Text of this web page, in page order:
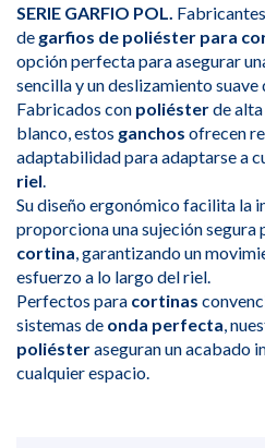
SERIE GARFIO POL.
de garfios de poliéster para
opción perfecta para asegurar
sencilla y un deslizamiento suave
Fabricados con poliésterde
blanco, estos ganchos ofrecen
adaptabilidad para adaptarse a
riel.
Su diseño ergonómico facilita la
proporciona una sujeción segura
cortina, garantizando un
esfuerzo a lo largo del riel.
Perfectos para cortinas
sistemas de onda perfecta,
poliésteraseguran un acabado
cualquier espacio.